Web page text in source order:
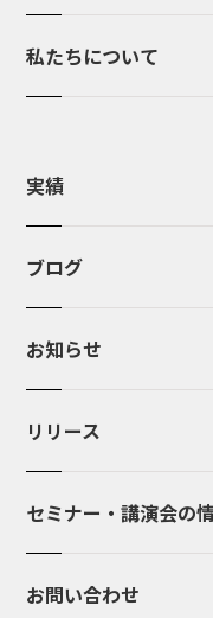
私たちについて
実績
ブログ
お知らせ
リリース
セミナー・講演会の
お問い合わせ